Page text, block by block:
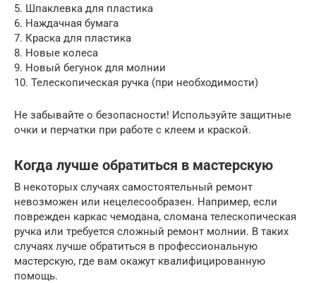
5. Шпаклевка для пластика
6. Наждачная бумага
7. Краска для пластика
8. Новые колеса
9. Новый бегунок для молнии
10. Телескопическая ручка (при необходимости)
Не забывайте о безопасности! Используйте защитные
очки и перчатки при работе с клеем и краской.
Когда лучше обратиться в мастерскую
В некоторых случаях самостоятельный ремонт
невозможен или нецелесообразен. Например, если
поврежден каркас чемодана, сломана телескопическая
ручка или требуется сложный ремонт молнии. В таких
случаях лучше обратиться в профессиональную
мастерскую, где вам окажут квалифицированную
помощь.